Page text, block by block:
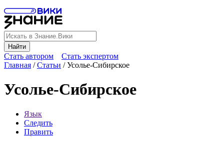
Найти
Стать автором
Стать экспертом
Главная /Статьи /Усолье-Сибирское
Усолье-Сибирское
Язык
Следить
Править